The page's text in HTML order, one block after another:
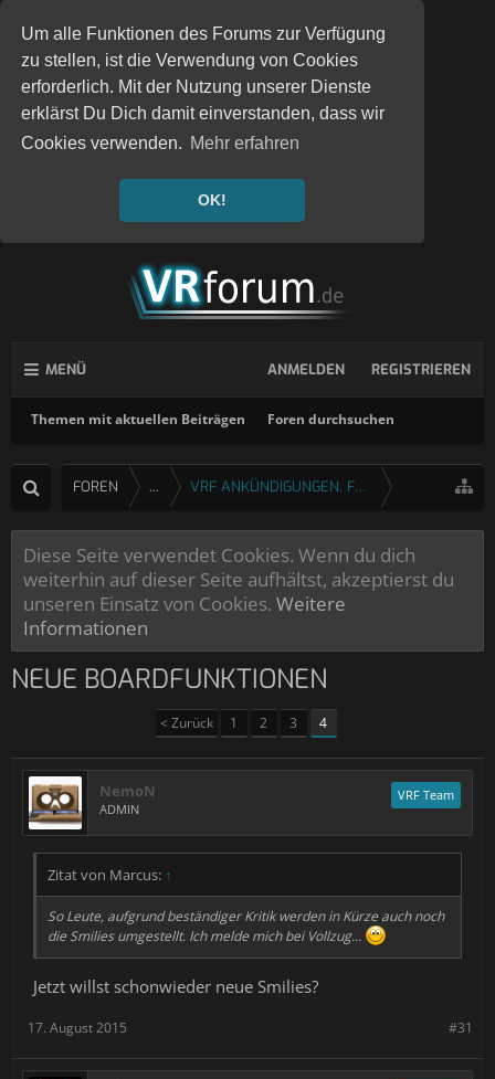
Um alle Funktionen des Forums zur Verfügung
zu stellen, ist die Verwendung von Cookies
erforderlich. Mit der Nutzung unserer Dienste
erklärst Du Dich damit einverstanden, dass wir
Cookies verwenden. Mehr erfahren
OK!
MENÜ
Themen mit aktuellen Beiträgen Foren durchsuchen
ANMELDEN REGISTRIEREN
FOREN ... VRF ANKÜNDIGUNGEN, FEEDBACK & FRAGEN
Diese Seite verwendet Cookies. Wenn du dich
weiterhin auf dieser Seite aufhältst, akzeptierst du
unseren Einsatz von Cookies. Weitere
Informationen
NEUE BOARDFUNKTIONEN
< Zurück 1 2 3 4
NemoN
ADMIN
VRF Team
Zitat von Marcus: ↑
So Leute, aufgrund beständiger Kritik werden in Kürze auch noch
die Smilies umgestellt. Ich melde mich bei Vollzug...
Jetzt willst schonwieder neue Smilies?
#31
17. August 2015